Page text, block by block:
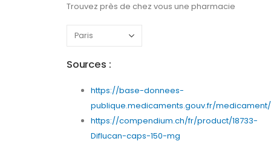
Trouvez près de chez vous une pharmacie
Sources :
https://base-donnees-
publique.medicaments.gouv.fr/medicament/
https://compendium.ch/fr/product/18733-
Diflucan-caps-150-mg